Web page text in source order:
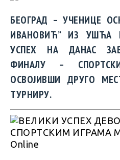
БЕОГРАД – УЧЕНИЦЕ
ИВАНОВИЋ” ИЗ УШЋА
УСПЕХ НА ДАНАС
ФИНАЛУ –
ОСВОЈИВШИ ДРУГО
ТУРНИРУ.